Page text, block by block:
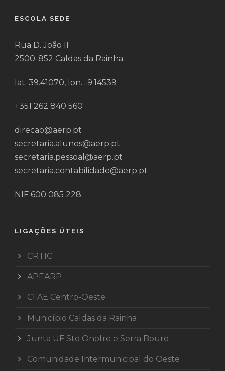
ESCOLA SEDE
Rua D. João II
2500-852 Caldas da Rainha
lat. 39.41070, lon. -9.14539
+351 262 840 560
direcao@aerp.pt
secretaria.alunos@aerp.pt
secretaria.pessoal@aerp.pt
secretaria.contabilidade@aerp.pt
NIF 600 085 228
LIGAÇÕES ÚTEIS
CRTIC
APEARP
CFAE Centro-Oeste
Município Caldas da Rainha
Junta UF Sto Onofre e Serra Bouro
Comunidade Intermunicipal do Oeste